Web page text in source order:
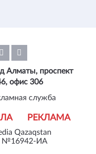
Qazaqstan
№16942-ИА
РЕКЛАМА
Алматы, проспект
офис 306
служба